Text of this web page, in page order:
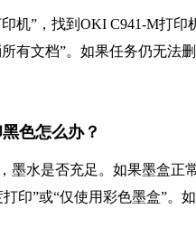
机”，找到OKI C941-M打
有文档”。如果任务仍无法
色怎么办？
墨水是否充足。如果墨盒正
印”或“仅使用彩色墨盒”。